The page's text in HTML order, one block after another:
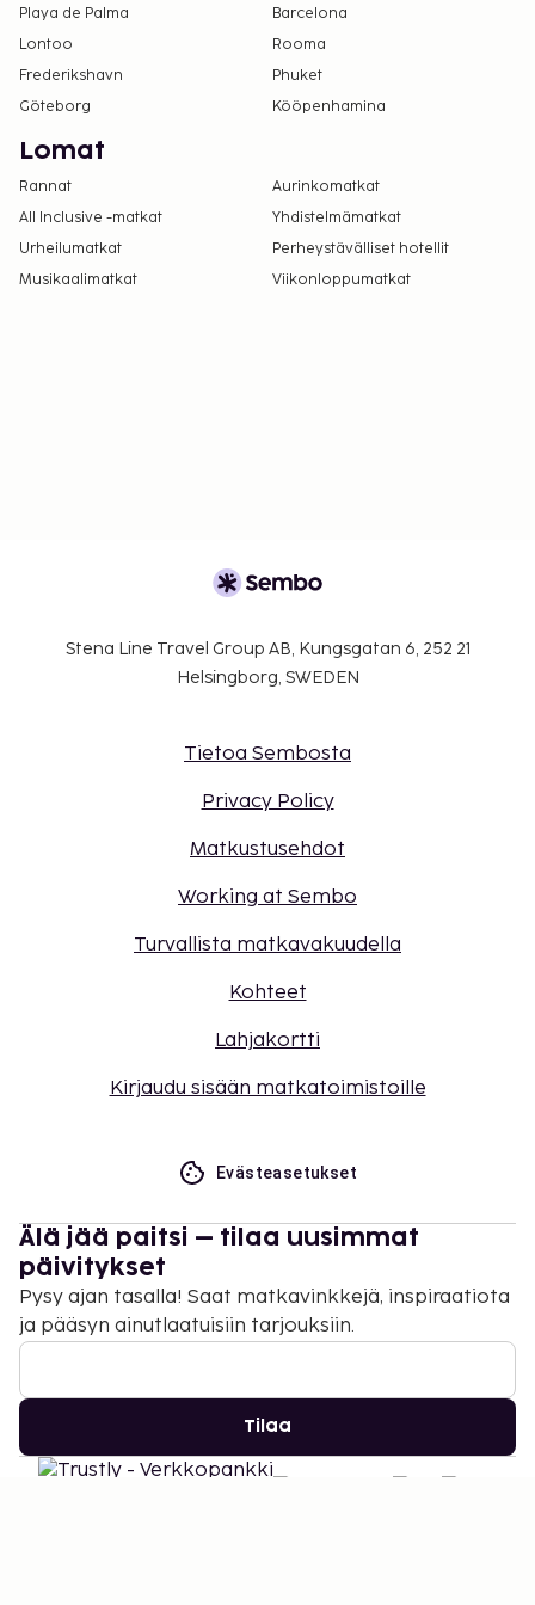
Playa de Palma
Barcelona
Lontoo
Rooma
Frederikshavn
Phuket
Göteborg
Kööpenhamina
Lomat
Rannat
Aurinkomatkat
All Inclusive -matkat
Yhdistelmämatkat
Urheilumatkat
Perheystävälliset hotellit
Musikaalimatkat
Viikonloppumatkat
Stena Line Travel Group AB, Kungsgatan 6, 252 21
Helsingborg, SWEDEN
Tietoa Sembosta
Privacy Policy
Matkustusehdot
Working at Sembo
Turvallista matkavakuudella
Kohteet
Lahjakortti
Kirjaudu sisään matkatoimistoille
Evästeasetukset
Älä jää paitsi – tilaa uusimmat
päivitykset
Pysy ajan tasalla! Saat matkavinkkejä, inspiraatiota
ja pääsyn ainutlaatuisiin tarjouksiin.
Tilaa